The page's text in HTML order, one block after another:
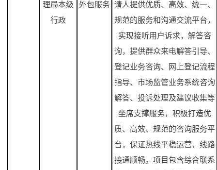
理局本级
行政
外包服务 请人提供优质、高效、统一、
规范的服务和沟通交流平台，
实现接听用户诉求，解答咨
询，提供群众来电解答引导、
登记业务咨询、网上登记流程
指导、市场监管业务系统咨询
解答、投诉处理及建议收集等
坐席支撑服务，积极打造优
质、高效、规范的咨询服务平
台，保证热线平稳运营，线路
接通顺畅。项目包含综合联系